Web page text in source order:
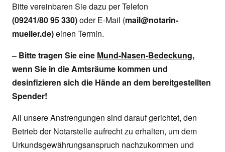
Bitte vereinbaren Sie dazu per Telefon
(09241/80 95 330)oder E-Mail (mail@notarin-
mueller.de)einen Termin.
– Bitte tragen Sie eine Mund-Nasen-Bedeckung,
wenn Sie in die Amtsräume kommen und
desinfizieren sich die Hände an dem bereitgestellten
Spender!
All unsere Anstrengungen sind darauf gerichtet, den
Betrieb der Notarstelle aufrecht zu erhalten, um dem
Urkundsgewährungsanspruch nachzukommen und